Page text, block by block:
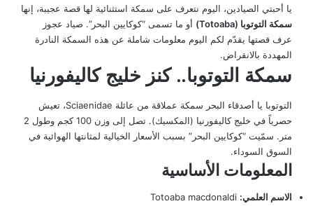
يا أحبتي الصيادين، اليوم نتعرف على سمكة استثنائية لها قصة عجيبة، إنها
سمكة التوتوبا (Totoaba)
أو ما تسمى “كوكايين البحر”. صياد عجوز
عرف قصتها يقدّم لكم اليوم معلومات شاملة عن هذه السمكة النادرة
المهددة بالانقراض.
سمكة التوتوبا.. كنز خليج كاليفورنيا
التوتوبا يا أصدقاء البحر سمكة عملاقة من عائلة Sciaenidae، تعيش
حصرياً في خليج كاليفورنيا (المكسيك). تصل إلى وزن 100 كجم وطول 2
متر. سمّيت “كوكايين البحر” بسبب الأسعار الخيالية لمثانتها الهوائية في
السوق السوداء.
المعلومات الأساسية
الاسم العلمي: